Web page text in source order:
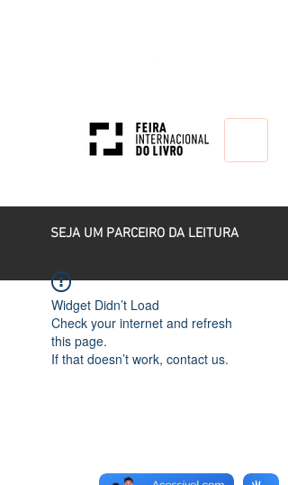
SEJA UM PARCEIRO DA LEITURA
Widget Didn’t Load
Check your internet and refresh
this page.
If that doesn’t work, contact us.